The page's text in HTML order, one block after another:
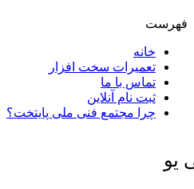
فهرست
خانه
تعمیرات سخت افزار
تماس با ما
ثبت نام آنلاین
چرا مجتمع فنی ملی پایتخت؟
یو